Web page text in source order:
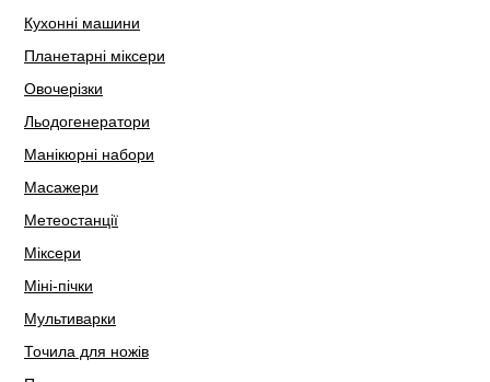
Кухонні машини
Планетарні міксери
Овочерізки
Льодогенератори
Манікюрні набори
Масажери
Метеостанції
Міксери
Міні-пічки
Мультиварки
Точила для ножів